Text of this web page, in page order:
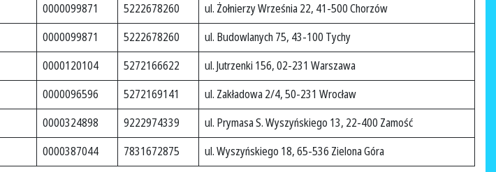
0000099871 5222678260
ul. Żołnierzy Września 22, 41-500 Chorzów
0000099871 5222678260
ul. Budowlanych 75, 43-100 Tychy
0000120104 5272166622
ul. Jutrzenki 156, 02-231 Warszawa
0000096596 5272169141
ul. Zakładowa 2/4, 50-231 Wrocław
0000324898 9222974339
ul. Prymasa S. Wyszyńskiego 13, 22-400 Zamość
0000387044 7831672875 ul. Wyszyńskiego 18, 65-536 Zielona Góra